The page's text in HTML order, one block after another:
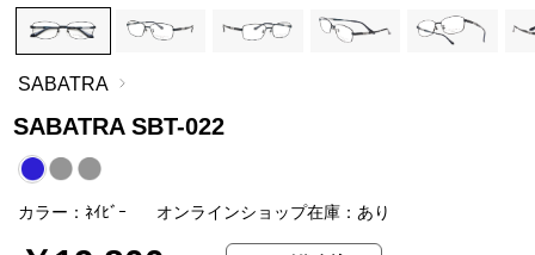
SABATRA
SABATRA SBT-022
カラー：ﾈｲﾋﾞｰ オンラインショップ在庫：あり